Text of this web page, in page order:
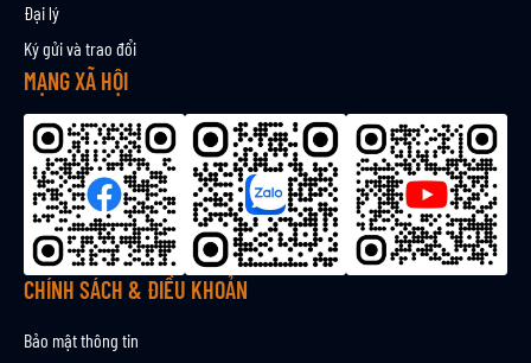
n
h
ậ
Đại lý
Ký gửi và trao đổi
MẠNG XÃ HỘI
CHÍNH SÁCH & ĐIỀU KHOẢN
Bảo mật thông tin